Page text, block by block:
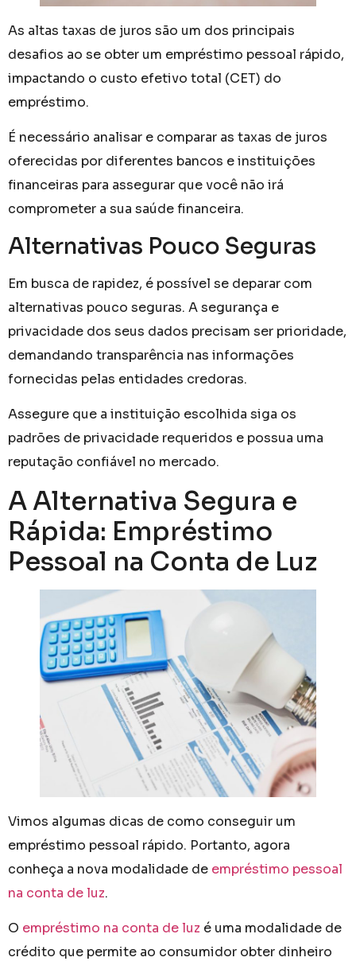
As altas taxas de juros são um dos principais
desafios ao se obter um empréstimo pessoal rápido,
impactando o custo efetivo total (CET) do
empréstimo.
É necessário analisar e comparar as taxas de juros
oferecidas por diferentes bancos e instituições
financeiras para assegurar que você não irá
comprometer a sua saúde financeira.
Alternativas Pouco Seguras
Em busca de rapidez, é possível se deparar com
alternativas pouco seguras. A segurança e
privacidade dos seus dados precisam ser prioridade,
demandando transparência nas informações
fornecidas pelas entidades credoras.
Assegure que a instituição escolhida siga os
padrões de privacidade requeridos e possua uma
reputação confiável no mercado.
A Alternativa Segura e
Rápida: Empréstimo
Pessoal na Conta de Luz
Vimos algumas dicas de como conseguir um
empréstimo pessoal rápido. Portanto, agora
conheça a nova modalidade de empréstimo pessoal
na conta de luz.
O empréstimo na conta de luz é uma modalidade de
crédito que permite ao consumidor obter dinheiro